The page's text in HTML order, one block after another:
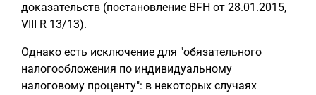
доказательств (постановление BFH от 28.01.2015,
VIII R 13/13).
Однако есть исключение для "обязательного
налогообложения по индивидуальному
налоговому проценту": в некоторых случаях